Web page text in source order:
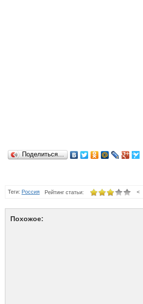
Поделиться…
Теги: Россия <
Рейтинг статьи:
Похожое: